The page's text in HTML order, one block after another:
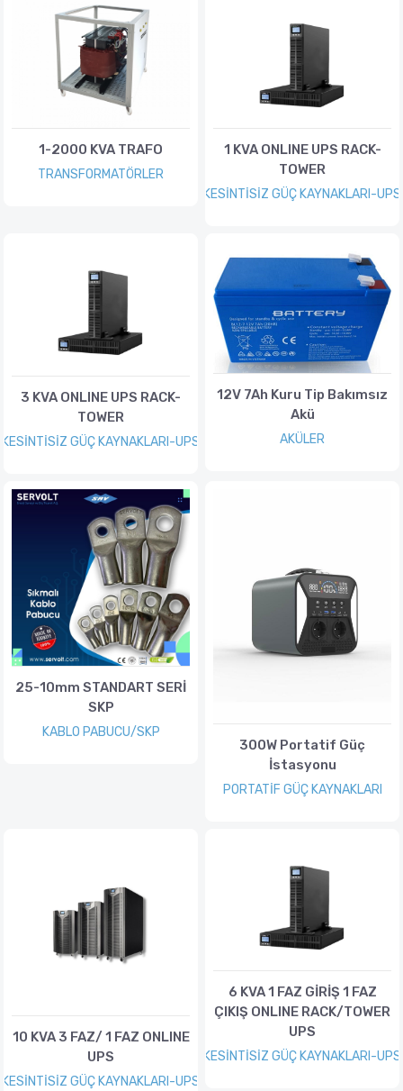
1-2000 KVA TRAFO
TRANSFORMATÖRLER
1 KVA ONLINE UPS RACK-
TOWER
KESİNTİSİZ GÜÇ KAYNAKLARI-UPS
3 KVA ONLINE UPS RACK-
TOWER
KESİNTİSİZ GÜÇ KAYNAKLARI-UPS
12V 7Ah Kuru Tip Bakımsız
Akü
AKÜLER
25-10mm STANDART SERİ
SKP
KABLO PABUCU/SKP
300W Portatif Güç
İstasyonu
PORTATİF GÜÇ KAYNAKLARI
10 KVA 3 FAZ/ 1 FAZ ONLINE
UPS
KESİNTİSİZ GÜÇ KAYNAKLARI-UPS
6 KVA 1 FAZ GİRİŞ 1 FAZ
ÇIKIŞ ONLINE RACK/TOWER
UPS
KESİNTİSİZ GÜÇ KAYNAKLARI-UPS